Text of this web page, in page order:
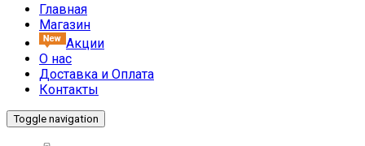
Главная
Магазин
Акции
О нас
Доставка и Оплата
Контакты
Toggle navigation